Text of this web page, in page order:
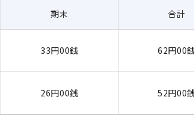
期末 合計
33円00銭 62円00
26円00銭 52円00